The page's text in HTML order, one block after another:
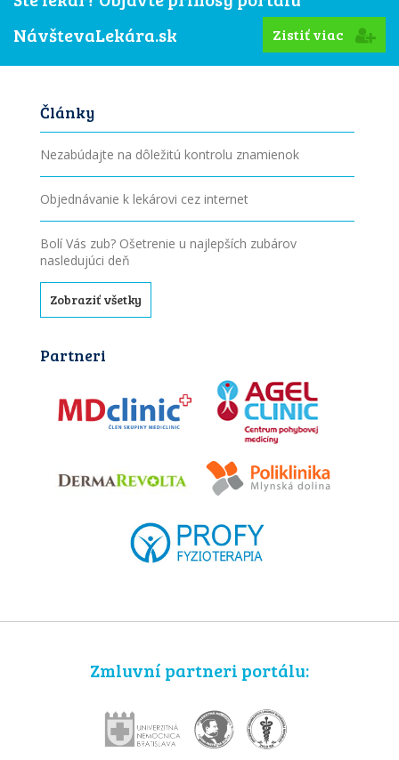
NávštevaLekára.sk
Zistiť viac
Články
Nezabúdajte na dôležitú kontrolu znamienok
Objednávanie k lekárovi cez internet
Bolí Vás zub? Ošetrenie u najlepších zubárov
nasledujúci deň
Zobraziť všetky
Partneri
Zmluvní partneri portálu: